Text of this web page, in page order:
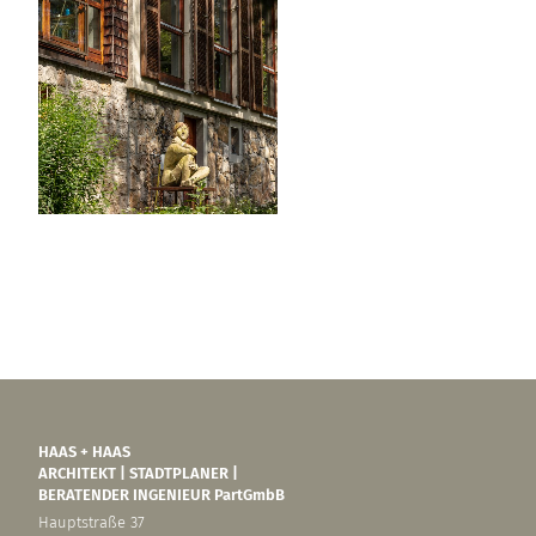
HAAS + HAAS
ARCHITEKT | STADTPLANER |
BERATENDER INGENIEUR PartGmbB
Hauptstraße 37